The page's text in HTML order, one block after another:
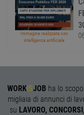
Immagine realizzata con
intelligenza artificiale
WORKISJOB ha lo
migliaia di annunci di
su LAVORO,
Nome
PHPSESSID